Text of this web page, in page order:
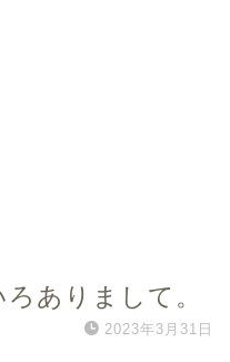
ありまして。
2023年3月31日